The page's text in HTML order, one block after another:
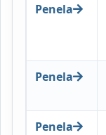
Penela
Penela
Penela